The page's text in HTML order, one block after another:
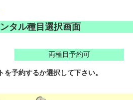
タル種目選択画面
両種目予約可
を予約するか選択して下さい。